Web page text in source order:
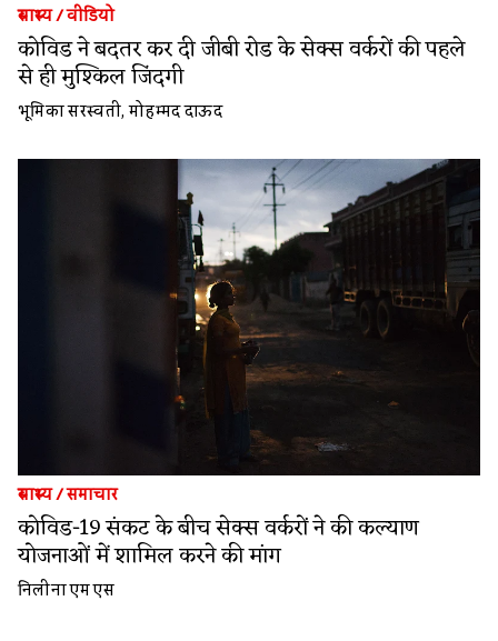
स्वास्थ्य/वीडियो
कोविड ने बदतर कर दी जीबी रोड के सेक्स वर्करों की पहले
से ही मुश्किल जिंदगी
भूमिका सरस्वती,मोहम्मद दाऊद
स्वास्थ्य/समाचार
कोविड-19 संकट के बीच सेक्स वर्करों ने की कल्याण
योजनाओं में शामिल करने की मांग
निलीना एम एस